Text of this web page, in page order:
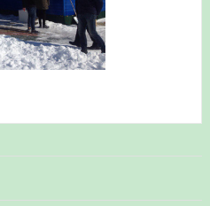
в 2026 году